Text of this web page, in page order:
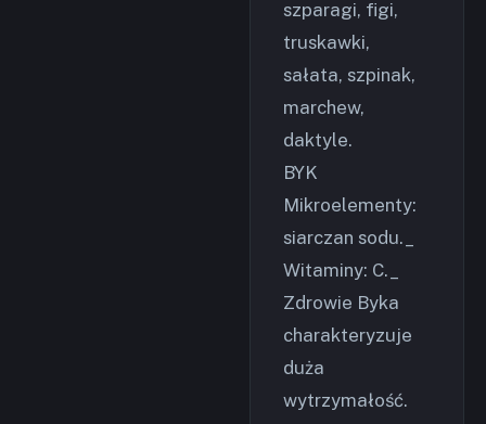
szparagi, figi,
truskawki,
sałata, szpinak,
marchew,
daktyle.
BYK
Mikroelementy:
siarczan sodu._
Witaminy: C._
Zdrowie Byka
charakteryzuje
duża
wytrzymałość.